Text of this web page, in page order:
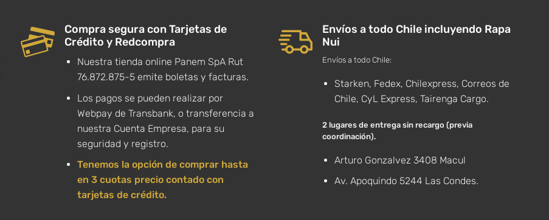
Compra segura con Tarjetas de
Crédito y Redcompra
Nuestra tienda online Panem SpA Rut
76.872.875-5 emite boletas y facturas.
Los pagos se pueden realizar por
Webpay de Transbank, o transferencia a
nuestra Cuenta Empresa, para su
seguridad y registro.
Tenemos la opción de comprar hasta
en 3 cuotas precio contado con
tarjetas de crédito.
Envíos a todo Chile incluyendo Rapa
Nui
Envíos a todo Chile:
Starken, Fedex, Chilexpress, Correos de
Chile, CyL Express, Tairenga Cargo.
2 lugares de entrega sin recargo (previa
coordinación).
Arturo Gonzalvez 3408 Macul
Av. Apoquindo 5244 Las Condes.